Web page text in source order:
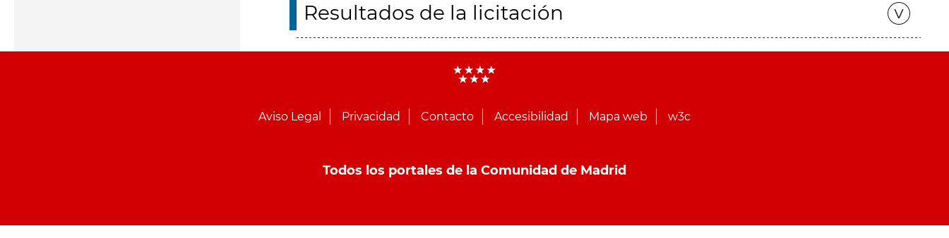
Resultados de la licitación
Aviso Legal Privacidad Contacto Accesibilidad Mapa web w3c
Todos los portales de la Comunidad de Madrid